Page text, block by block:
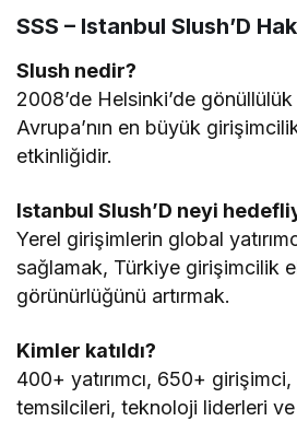
SSS – Istanbul Slush’D
Slush nedir?
2008’de Helsinki’de
Avrupa’nın en büyük
etkinliğidir.
Istanbul Slush’D neyi
Yerel girişimlerin global
sağlamak, Türkiye girişimcilik
görünürlüğünü artırmak.
Kimler katıldı?
400+ yatırımcı, 650+
temsilcileri, teknoloji liderleri